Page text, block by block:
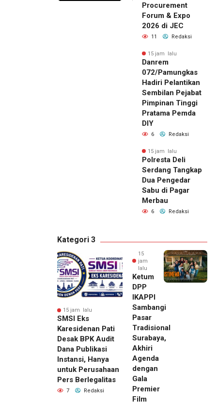
Procurement
Forum & Expo
2026 di JEC
11 Redaksi
15 jam lalu
Danrem
072/Pamungkas
Hadiri Pelantikan
Sembilan Pejabat
Pimpinan Tinggi
Pratama Pemda
DIY
6 Redaksi
15 jam lalu
Polresta Deli
Serdang Tangkap
Dua Pengedar
Sabu di Pagar
Merbau
6 Redaksi
Kategori 3
15 jam lalu
SMSI Eks
Karesidenan Pati
Desak BPK Audit
Dana Publikasi
Instansi, Hanya
untuk Perusahaan
Pers Berlegalitas
7 Redaksi
15
jam
lalu
Ketum
DPP
IKAPPI
Sambangi
Pasar
Tradisional
Surabaya,
Akhiri
Agenda
dengan
Gala
Premier
Film